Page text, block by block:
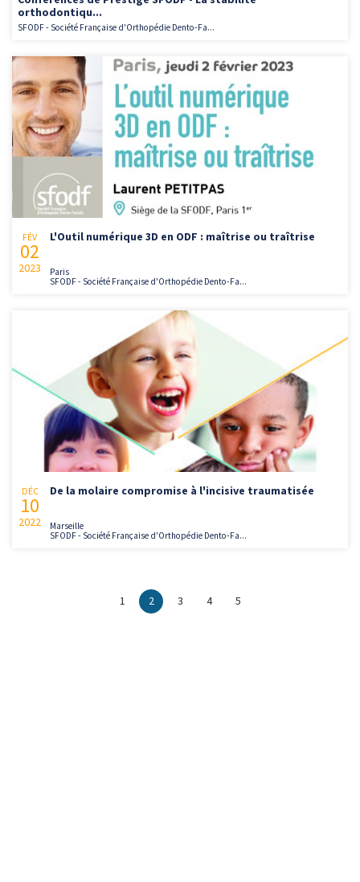
orthodontiqu...
SFODF - Société Française d'Orthopédie Dento-Fa...
FÉV
02
2023
L'Outil numérique 3D en ODF : maîtrise ou traîtrise
Paris
SFODF - Société Française d'Orthopédie Dento-Fa...
DÉC
10
2022
De la molaire compromise à l'incisive traumatisée
Marseille
SFODF - Société Française d'Orthopédie Dento-Fa...
1 2 3 4 5